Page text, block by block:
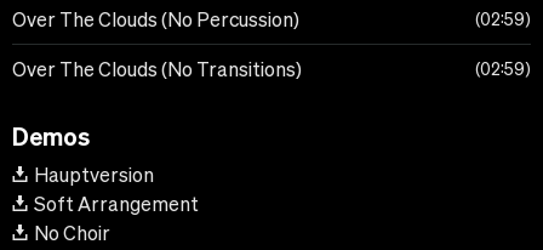
Over The Clouds (No Percussion) 02:59
Over The Clouds (No Transitions) 02:59
Demos
Hauptversion
Soft Arrangement
No Choir